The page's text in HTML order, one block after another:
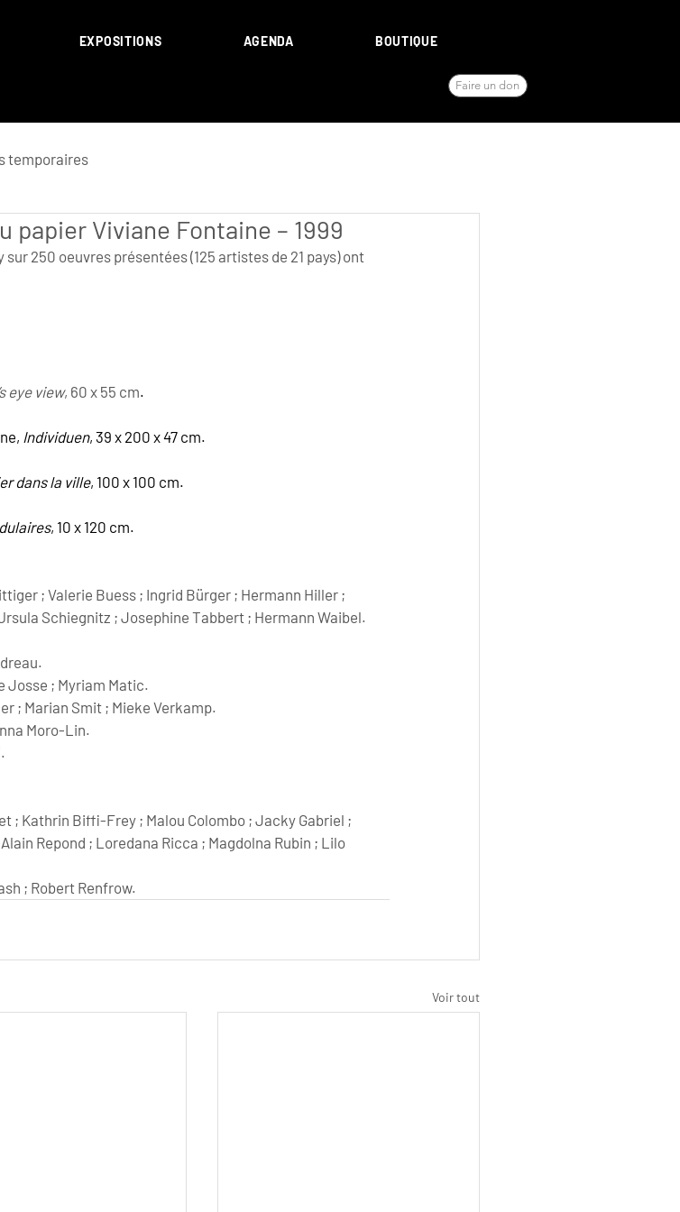
EXPOSITIONS AGENDA BOUTIQUE
Faire un don
temporaires
Viviane Fontaine – 1999
250 oeuvres présentées (125 artistes de 21 pays) ont
eye view, 60 x 55 cm.
Individuen, 39 x 200 x 47 cm.
dans la ville, 100 x 100 cm.
, 10 x 120 cm.
; Valerie Buess ; Ingrid Bürger ; Hermann Hiller ;
Schiegnitz ; Josephine Tabbert ; Hermann Waibel.
Josse ; Myriam Matic.
; Marian Smit ; Mieke Verkamp.
Moro-Lin.
; Kathrin Biffi-Frey ; Malou Colombo ; Jacky Gabriel ;
Repond ; Loredana Ricca ; Magdolna Rubin ; Lilo
; Robert Renfrow.
Voir tout